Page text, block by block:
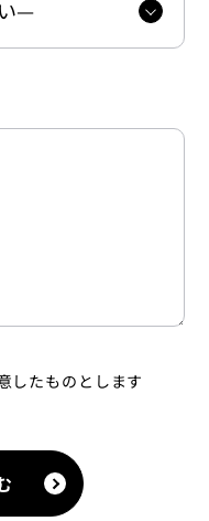
したものとします